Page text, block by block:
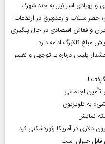
و پهپادی اسرائیل به چند شهرک
و فعالان اقتصادی در حال پیگیری
کالابرگ ادامه دارد
هشدار پلیس درباره بی‌توجهی و تغییر
تأمین اجتماعی
به تلویزیون
نمایش
جبران است